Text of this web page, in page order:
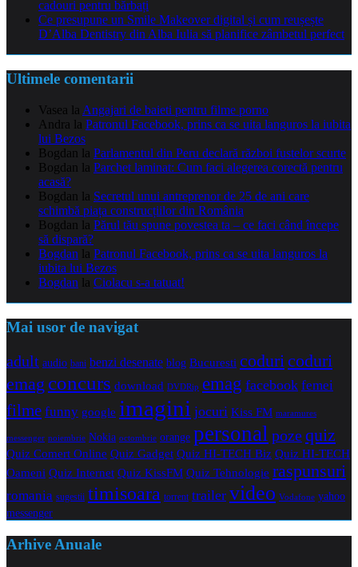
cadouri pentru bărbați
Ce presupune un Smile Makeover digital și cum reușește
D’Alba Dentistry din Alba Iulia să planifice zâmbetul perfect
Ultimele comentarii
Vasea la Angajari de baieti pentru filme porno
Andra la Patronul Facebook, prins ca se uita languros la iubita
lui Bezos
Bogdan la Parlamentul din Peru declară război fustelor scurte
Bogdan la Parchet laminat: Cum faci alegerea corectă pentru
acasă?
Bogdan la Secretul unui antreprenor de 25 de ani care
schimbă piața construcțiilor din România
Bogdan la Părul tău spune povestea ta – ce faci când începe
să dispară?
Bogdan la Patronul Facebook, prins ca se uita languros la
iubita lui Bezos
Bogdan la Ciolacu s-a tatuat!
Mai usor de navigat
adult audio bani benzi desenate blog Bucuresti coduricoduri
emag concurs download DVDRip emag facebook femei
filme funny google imagini jocuri Kiss FM maramures
messenger noiembrie Nokia octombrie orange personal pozequiz
Quiz Comert Online Quiz Gadget Quiz HI-TECH Biz Quiz HI-TECH
Oameni Quiz Internet Quiz KissFM Quiz Tehnologie raspunsuri
romania sugestii timisoara torrent trailer video Vodafone yahoo
messenger
Arhive Anuale